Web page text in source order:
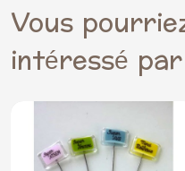
Vous
intéressé par